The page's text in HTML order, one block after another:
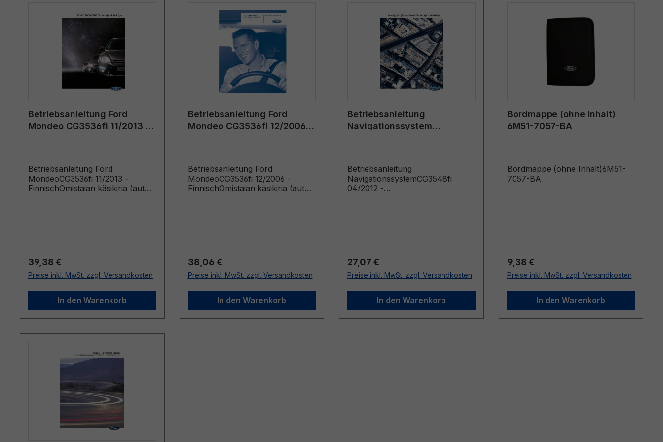
Betriebsanleitung Ford
Mondeo CG3536fi 11/2013 -
Betriebsanleitung Ford
MondeoCG3536fi 11/2013 -
FinnischOmistajan käsikirja (autot
Regulärer Preis:
39,38 €
Preise inkl. MwSt. zzgl. Versandkosten
In den Warenkorb
Betriebsanleitung Ford
Mondeo CG3536fi 12/2006 -
Betriebsanleitung Ford
MondeoCG3536fi 12/2006 -
FinnischOmistajan käsikirja (autot
Regulärer Preis:
38,06 €
Preise inkl. MwSt. zzgl. Versandkosten
In den Warenkorb
Betriebsanleitung
Navigationssystem
Betriebsanleitung
NavigationssystemCG3548fi
04/2012 -
Regulärer Preis:
27,07 €
Preise inkl. MwSt. zzgl. Versandkosten
In den Warenkorb
Bordmappe (ohne Inhalt)
6M51-7057-BA
Bordmappe (ohne Inhalt)6M51-
7057-BA
Regulärer Preis:
9,38 €
Preise inkl. MwSt. zzgl. Versandkosten
In den Warenkorb